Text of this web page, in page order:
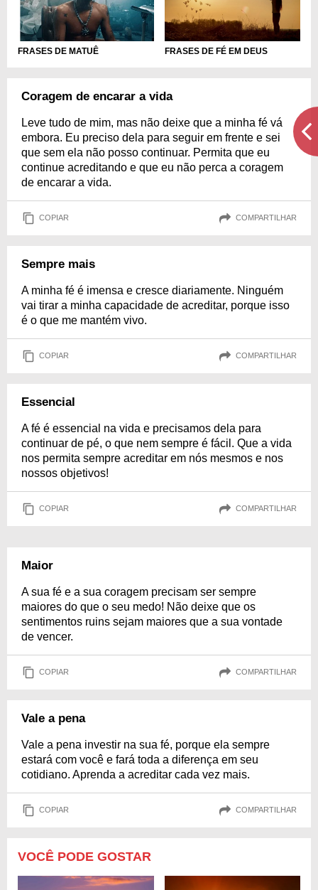
FRASES DE MATUÊ FRASES DE FÉ EM DEUS
Coragem de encarar a vida
Leve tudo de mim, mas não deixe que a minha fé vá
embora. Eu preciso dela para seguir em frente e sei
que sem ela não posso continuar. Permita que eu
continue acreditando e que eu não perca a coragem
de encarar a vida.
COPIAR COMPARTILHAR
Sempre mais
A minha fé é imensa e cresce diariamente. Ninguém
vai tirar a minha capacidade de acreditar, porque isso
é o que me mantém vivo.
COPIAR COMPARTILHAR
Essencial
A fé é essencial na vida e precisamos dela para
continuar de pé, o que nem sempre é fácil. Que a vida
nos permita sempre acreditar em nós mesmos e nos
nossos objetivos!
COPIAR COMPARTILHAR
Maior
A sua fé e a sua coragem precisam ser sempre
maiores do que o seu medo! Não deixe que os
sentimentos ruins sejam maiores que a sua vontade
de vencer.
COPIAR COMPARTILHAR
Vale a pena
Vale a pena investir na sua fé, porque ela sempre
estará com você e fará toda a diferença em seu
cotidiano. Aprenda a acreditar cada vez mais.
COPIAR COMPARTILHAR
VOCÊ PODE GOSTAR